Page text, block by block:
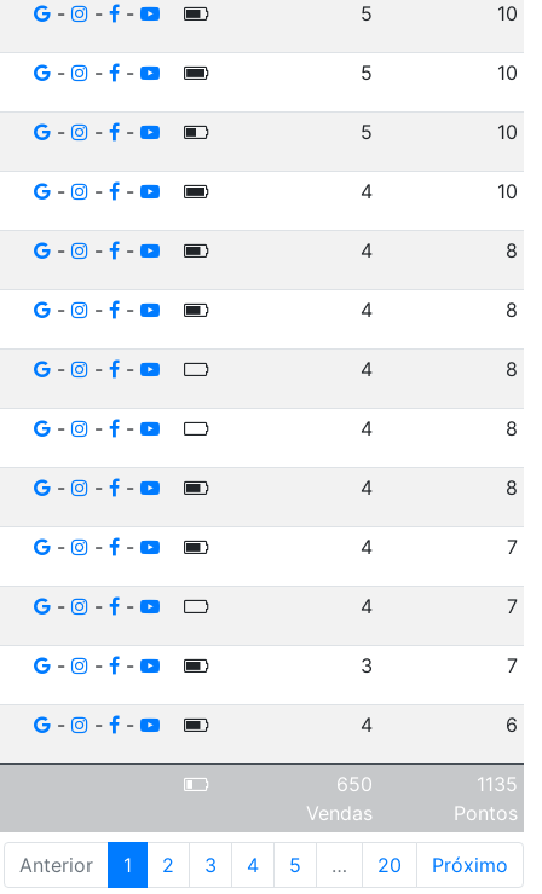
- - - 5 10
- - - 5 10
- - - 5 10
- - - 4 10
- - - 4 8
- - - 4 8
- - - 4 8
- - - 4 8
- - - 4 8
- - - 4 7
- - - 4 7
- - - 3 7
- - - 4 6
650
Vendas
1135
Pontos
Anterior 1 2 3 4 5 … 20 Próximo